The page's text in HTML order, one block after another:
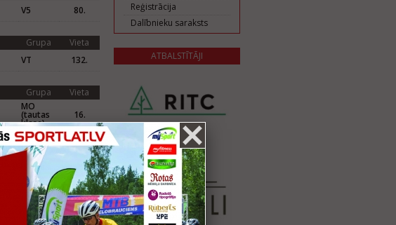
V5 80.
Grupa
Vieta
VT 132.
Grupa
Vieta
MO
(tautas
klase)
16.
VN20
47.
VN20 61.
Grupa
Vieta
171.
Reģistrācija
Dalībnieku saraksts
ATBALSTĪTĀJI